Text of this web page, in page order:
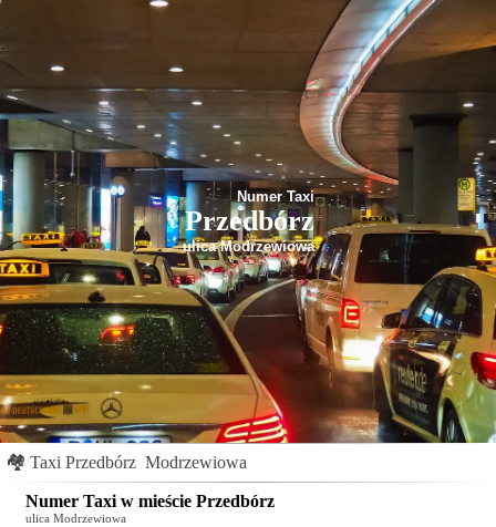
Numer Taxi
Przedbórz
ulica Modrzewiowa
🏘 Taxi Przedbórz Modrzewiowa
Numer Taxi w mieście Przedbórz
ulica Modrzewiowa